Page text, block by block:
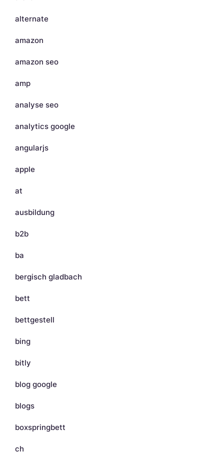
alternate
amazon
amazon seo
amp
analyse seo
analytics google
angularjs
apple
at
ausbildung
b2b
ba
bergisch gladbach
bett
bettgestell
bing
bitly
blog google
blogs
boxspringbett
ch